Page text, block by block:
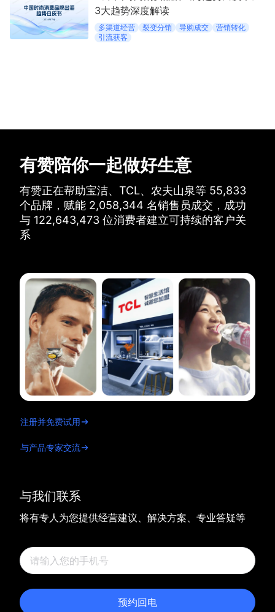
3大趋势深度解读
多渠道经营 裂变分销 导购成交
营销转化
引流获客
有赞陪你一起做好生意
有赞正在帮助宝洁、TCL、农夫山泉等 55,833
个品牌， 赋能 2,058,344 名销售员成交， 成功
与 122,643,473 位消费者建立可持续的客户关
系
与我们联系
将有专人为您提供经营建议、解决方案、专业答疑等
预约回电
注册并免费试用
与产品专家交流